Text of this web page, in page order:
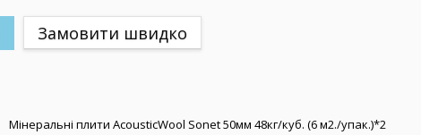
Замовити швидко
Мінеральні плити AcousticWool Sonet 50мм 48кг/куб. (6 м2./упак.)*2